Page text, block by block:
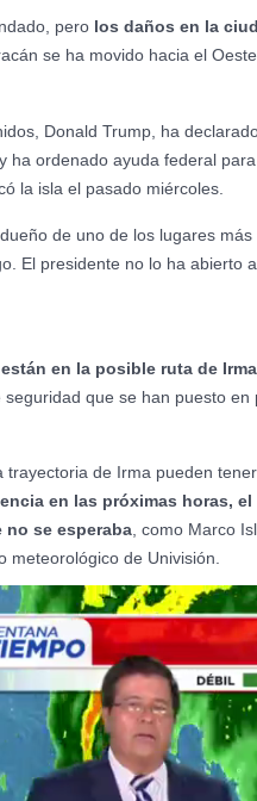
pero los daños en la
se ha movido hacia el
Donald Trump, ha
y ha ordenado ayuda federal
la isla el pasado miércoles.
de uno de los lugares
El presidente no lo ha abierto
en la posible ruta de Irma
que se han puesto
trayectoria de Irma pueden
en las próximas horas,
no se esperaba , como Marco
meteorológico de Univisión.